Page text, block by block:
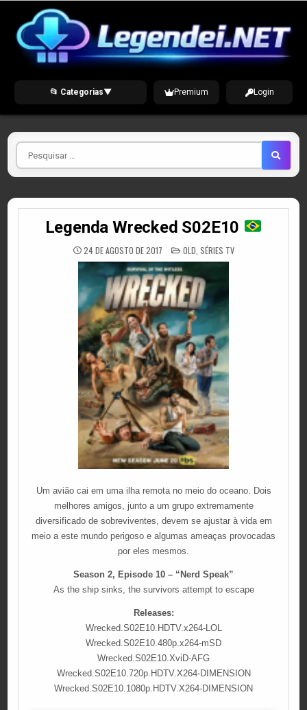
content
📂 Categorias▼ Premium Login
Pesquisar
por
Legenda Wrecked S02E10
24 DE AGOSTO DE 2017 POSTED
IN
OLD SÉRIES TV
Um avião cai em uma ilha remota no meio do oceano. Dois
melhores amigos, junto a um grupo extremamente
diversificado de sobreviventes, devem se ajustar à vida em
meio a este mundo perigoso e algumas ameaças provocadas
por eles mesmos.
Season 2, Episode 10 – “Nerd Speak”
As the ship sinks, the survivors attempt to escape
Releases:
Wrecked.S02E10.HDTV.x264-LOL
Wrecked.S02E10.480p.x264-mSD
Wrecked.S02E10.XviD-AFG
Wrecked.S02E10.720p.HDTV.X264-DIMENSION
Wrecked.S02E10.1080p.HDTV.X264-DIMENSION